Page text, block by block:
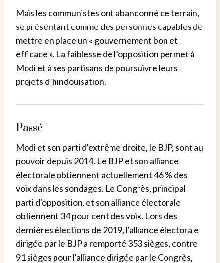
Mais les communistes ont abandonné ce terrain,
se présentant comme des personnes capables de
mettre en place un « gouvernement bon et
efficace ». La faiblesse de l’opposition permet à
Modi et à ses partisans de poursuivre leurs
projets d’hindouisation.
Passé
Modi et son parti d'extrême droite, le BJP, sont au
pouvoir depuis 2014. Le BJP et son alliance
électorale obtiennent actuellement 46 % des
voix dans les sondages. Le Congrès, principal
parti d'opposition, et son alliance électorale
obtiennent 34 pour cent des voix. Lors des
dernières élections de 2019, l'alliance électorale
dirigée par le BJP a remporté 353 sièges, contre
91 sièges pour l'alliance dirigée par le Congrès,